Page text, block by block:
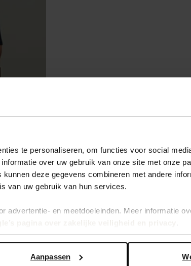
te personaliseren, om functies voor social
over uw gebruik van onze site met onze
deze gegevens combineren met andere
van uw gebruik van hun services.
advertentie- en meetdoeleinden. Meer informatie
Aanpassen